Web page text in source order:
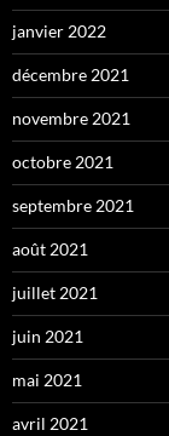
janvier 2022
décembre 2021
novembre 2021
octobre 2021
septembre 2021
août 2021
juillet 2021
juin 2021
mai 2021
avril 2021